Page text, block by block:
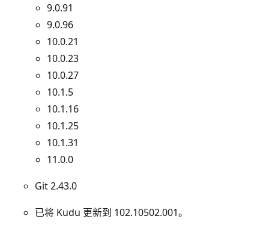
9.0.91
9.0.96
10.0.21
10.0.23
10.0.27
10.1.5
10.1.16
10.1.25
10.1.31
11.0.0
Git 2.43.0
已将 Kudu 更新到 102.10502.001。